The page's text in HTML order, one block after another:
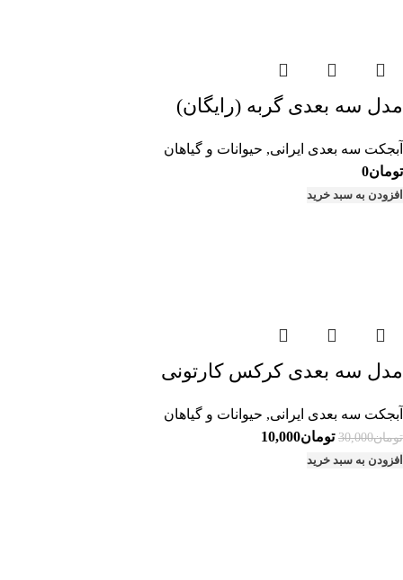
مدل سه بعدی گربه (رایگان)
آبجکت سه بعدی ایرانی, حیوانات و گیاهان
تومان0
افزودن به سبد خرید
مدل سه بعدی کرکس کارتونی
آبجکت سه بعدی ایرانی, حیوانات و گیاهان
تومان30,000قیمت
اصلی:
تومان10,000
افزودن به سبد خرید